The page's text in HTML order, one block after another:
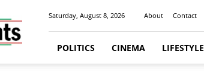
Saturday, August 8, 2026 About Contact
POLITICS CINEMA LIFESTYLE